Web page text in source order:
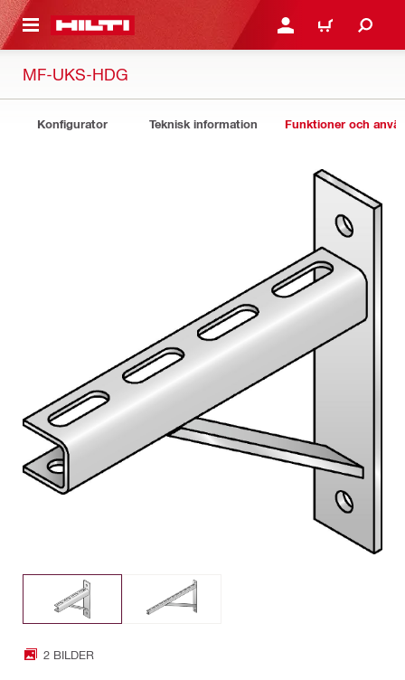
GÅ TILL HUVUDSIDAN LOGGA IN ELLER
VARUKORG
MF-UKS-HDG
Konfigurator Teknisk information Funktioner och
2 BILDER